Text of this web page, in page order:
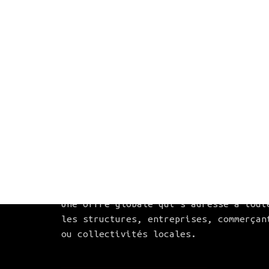
Une offre globale qui s’adresse à
les structures, entreprises,
ou collectivités locales.